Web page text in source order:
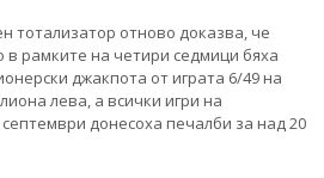
тотализатор отново доказва, че
рамките на четири седмици бяха
джакпота от играта 6/49 на
лева, а всички игри на
донесоха печалби за над 20